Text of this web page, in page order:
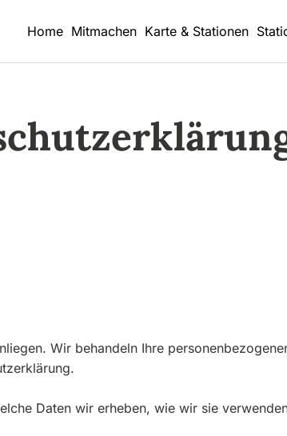
Home Mitmachen Karte & Stationen
Wir behandeln Ihre
Daten wir erheben, wie wir sie